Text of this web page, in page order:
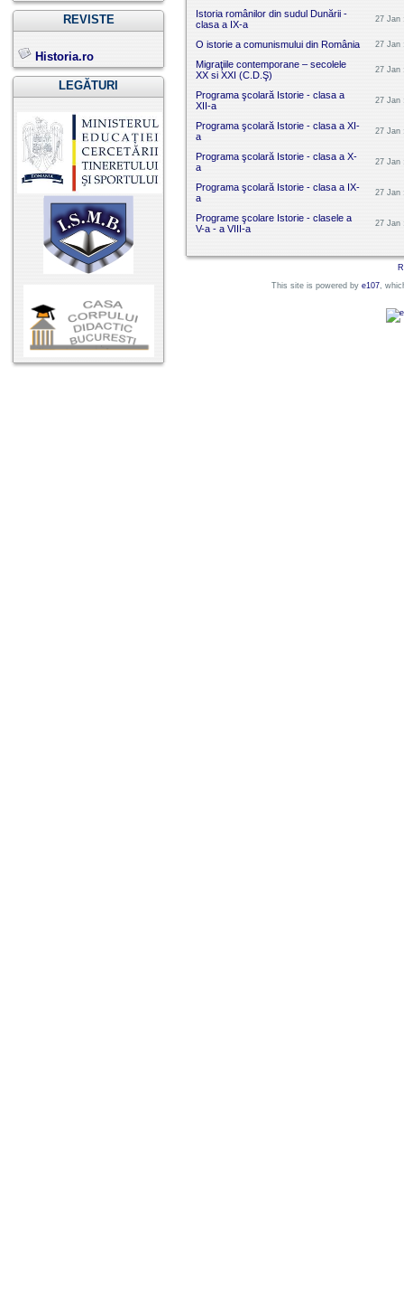
REVISTE
Historia.ro
LEGĂTURI
Istoria românilor din sudul Dunării -
clasa a IX-a
27 Jan
O istorie a comunismului din România 27 Jan
Migraţiile contemporane – secolele
XX si XXI (C.D.Ş)
27 Jan
Programa şcolară Istorie - clasa a
XII-a
27 Jan
Programa şcolară Istorie - clasa a XI-
a
27 Jan
Programa şcolară Istorie - clasa a X-
a
27 Jan
Programa şcolară Istorie - clasa a IX-
a
27 Jan
Programe şcolare Istorie - clasele a
V-a - a VIII-a
27 Jan
This site is powered bye107,